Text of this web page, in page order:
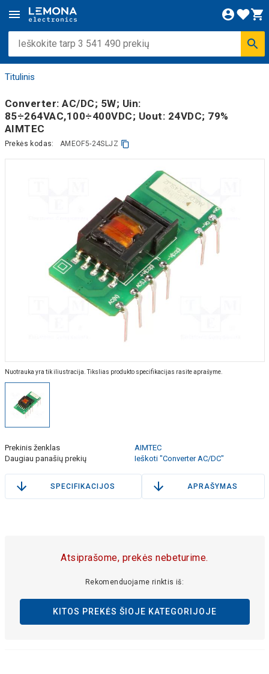
Titulinis
Converter: AC/DC; 5W; Uin:
85÷264VAC,100÷400VDC; Uout: 24VDC; 79%
AIMTEC
Prekės kodas: AMEOF5-24SLJZ
Nuotrauka yra tik iliustracija. Tikslias produkto specifikacijas rasite aprašyme.
Prekinis ženklas
AIMTEC
Daugiau panašių prekių
Ieškoti "Converter AC/DC"
SPECIFIKACIJOS APRAŠYMAS
Atsiprašome, prekės nebeturime.
Rekomenduojame rinktis iš:
KITOS PREKĖS ŠIOJE KATEGORIJOJE